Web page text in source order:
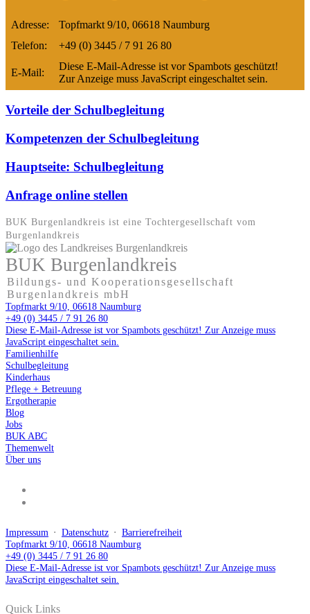
Adresse:
Topfmarkt 9/10, 06618 Naumburg
Telefon:
+49 (0) 3445 / 7 91 26 80
E-Mail:
Diese E-Mail-Adresse ist vor Spambots geschützt!
Zur Anzeige muss JavaScript eingeschaltet sein.
Vorteile der Schulbegleitung
Kompetenzen der Schulbegleitung
Hauptseite: Schulbegleitung
Anfrage online stellen
BUK Burgenlandkreis ist eine Tochter­gesellschaft vom
Burgenlandkreis
BUK Burgenlandkreis
Bildungs- und Kooperationsgesellschaft
Burgenlandkreis mbH
Topfmarkt 9/10, 06618 Naumburg
+49 (0) 3445 / 7 91 26 80
Diese E-Mail-Adresse ist vor Spambots geschützt! Zur Anzeige muss
JavaScript eingeschaltet sein.
Familienhilfe
Schulbegleitung
Kinderhaus
Pflege + Betreuung
Ergotherapie
Blog
Jobs
BUK ABC
Themenwelt
Über uns
Impressum ⋅ Datenschutz ⋅ Barrierefreiheit
Topfmarkt 9/10, 06618 Naumburg
+49 (0) 3445 / 7 91 26 80
Diese E-Mail-Adresse ist vor Spambots geschützt! Zur Anzeige muss
JavaScript eingeschaltet sein.
Quick Links